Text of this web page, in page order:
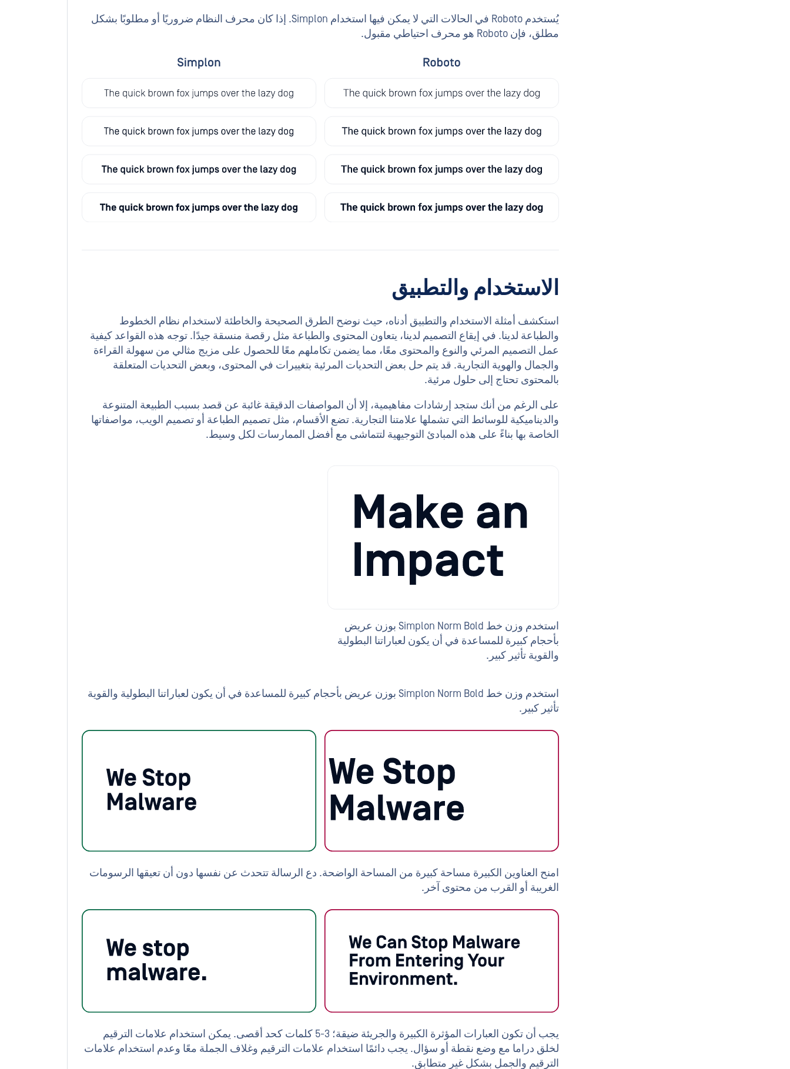
يُستخدم Roboto في الحالات التي لا يمكن فيها استخدام Simplon. إذا كان محرف النظام ضروريًا أو مطلوبًا بشكل
مطلق، فإن Roboto هو محرف احتياطي مقبول.
الاستخدام والتطبيق
استكشف أمثلة الاستخدام والتطبيق أدناه، حيث نوضح الطرق الصحيحة والخاطئة لاستخدام نظام الخطوط
والطباعة لدينا. في إيقاع التصميم لدينا، يتعاون المحتوى والطباعة مثل رقصة منسقة جيدًا. توجه هذه القواعد كيفية
عمل التصميم المرئي والنوع والمحتوى معًا، مما يضمن تكاملهم معًا للحصول على مزيج مثالي من سهولة القراءة
والجمال والهوية التجارية. قد يتم حل بعض التحديات المرئية بتغييرات في المحتوى، وبعض التحديات المتعلقة
بالمحتوى تحتاج إلى حلول مرئية.
على الرغم من أنك ستجد إرشادات مفاهيمية، إلا أن المواصفات الدقيقة غائبة عن قصد بسبب الطبيعة المتنوعة
والديناميكية للوسائط التي تشملها علامتنا التجارية. تضع الأقسام، مثل تصميم الطباعة أو تصميم الويب، مواصفاتها
الخاصة بها بناءً على هذه المبادئ التوجيهية لتتماشى مع أفضل الممارسات لكل وسيط.
استخدم وزن خط Simplon Norm Bold بوزن عريض
بأحجام كبيرة للمساعدة في أن يكون لعباراتنا البطولية
والقوية تأثير كبير.
استخدم وزن خط Simplon Norm Bold بوزن عريض بأحجام كبيرة للمساعدة في أن يكون لعباراتنا البطولية والقوية
تأثير كبير.
امنح العناوين الكبيرة مساحة كبيرة من المساحة الواضحة. دع الرسالة تتحدث عن نفسها دون أن تعيقها الرسومات
الغريبة أو القرب من محتوى آخر.
يجب أن تكون العبارات المؤثرة الكبيرة والجريئة ضيقة؛ 3-5 كلمات كحد أقصى. يمكن استخدام علامات الترقيم
لخلق دراما مع وضع نقطة أو سؤال. يجب دائمًا استخدام علامات الترقيم وغلاف الجملة معًا وعدم استخدام علامات
الترقيم والجمل بشكل غير متطابق.